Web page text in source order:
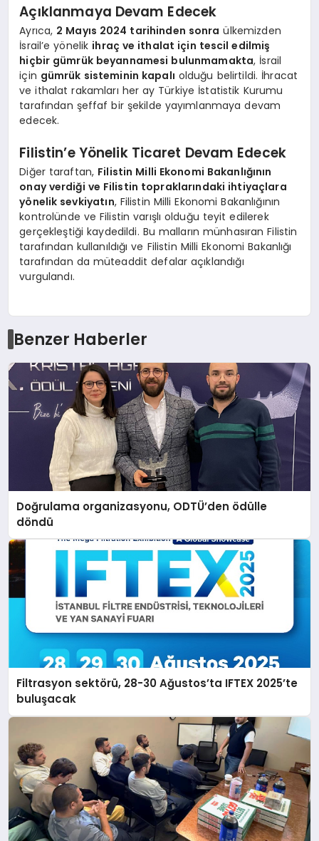
Açıklanmaya Devam Edecek
Ayrıca, 2 Mayıs 2024 tarihinden sonra ülkemizden
İsrail’e yönelik ihraç ve ithalat için tescil edilmiş
hiçbir gümrük beyannamesi bulunmamakta, İsrail
için gümrük sisteminin kapalı olduğu belirtildi. İhracat
ve ithalat rakamları her ay Türkiye İstatistik Kurumu
tarafından şeffaf bir şekilde yayımlanmaya devam
edecek.
Filistin’e Yönelik Ticaret Devam Edecek
Diğer taraftan, Filistin Milli Ekonomi Bakanlığının
onay verdiği ve Filistin topraklarındaki ihtiyaçlara
yönelik sevkiyatın, Filistin Milli Ekonomi Bakanlığının
kontrolünde ve Filistin varışlı olduğu teyit edilerek
gerçekleştiği kaydedildi. Bu malların münhasıran Filistin
tarafından kullanıldığı ve Filistin Milli Ekonomi Bakanlığı
tarafından da müteaddit defalar açıklandığı
vurgulandı.
Benzer Haberler
Doğrulama organizasyonu, ODTÜ’den ödülle
döndü
Filtrasyon sektörü, 28-30 Ağustos’ta IFTEX 2025’te
buluşacak